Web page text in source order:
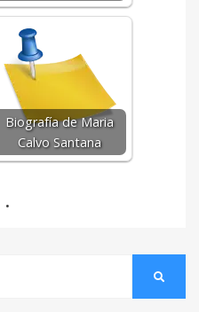
Biografía de Maria
Calvo Santana